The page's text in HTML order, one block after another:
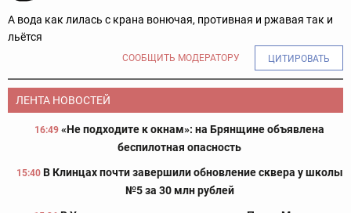
А вода как лилась с крана вонючая, противная и ржавая так и
льётся
СООБЩИТЬ МОДЕРАТОРУ ЦИТИРОВАТЬ
ЛЕНТА НОВОСТЕЙ
16:49 «Не подходите к окнам»: на Брянщине объявлена
беспилотная опасность
15:40 В Клинцах почти завершили обновление сквера у школы
№5 за 30 млн рублей